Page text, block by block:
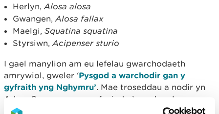
Herlyn, Alosa alosa
Gwangen, Alosa fallax
Maelgi, Squatina squatina
Styrsiwn, Acipenser sturio
I gael manylion am eu lefelau gwarchodaeth
amrywiol, gweler ‘Pysgod a warchodir gan y
gyfraith yng Nghymru’. Mae troseddau a nodir yn
Adran 9 yn cynnwys cyfuniad o’r canlynol: